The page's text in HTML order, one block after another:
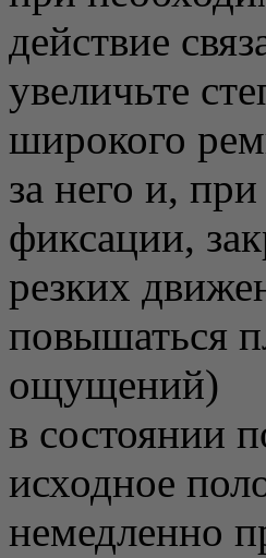
действие
увеличьте
широкого
за него и,
фиксации,
резких
повышаться
ощущений)
в состоянии
исходное
немедленно